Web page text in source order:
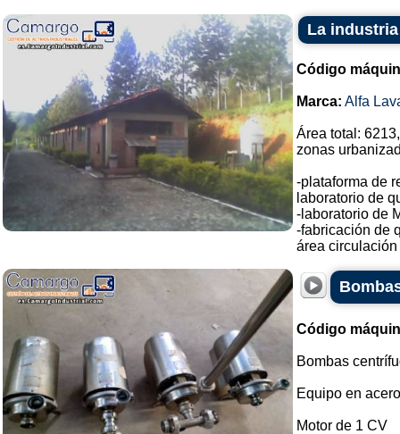
La
Código
Marca: Alfa
Área total:
zonas
-plataforma de
laboratorio de
-laboratorio de
-fabricación de
área circulación
Código
Bombas
Equipo en
Motor de 1 CV